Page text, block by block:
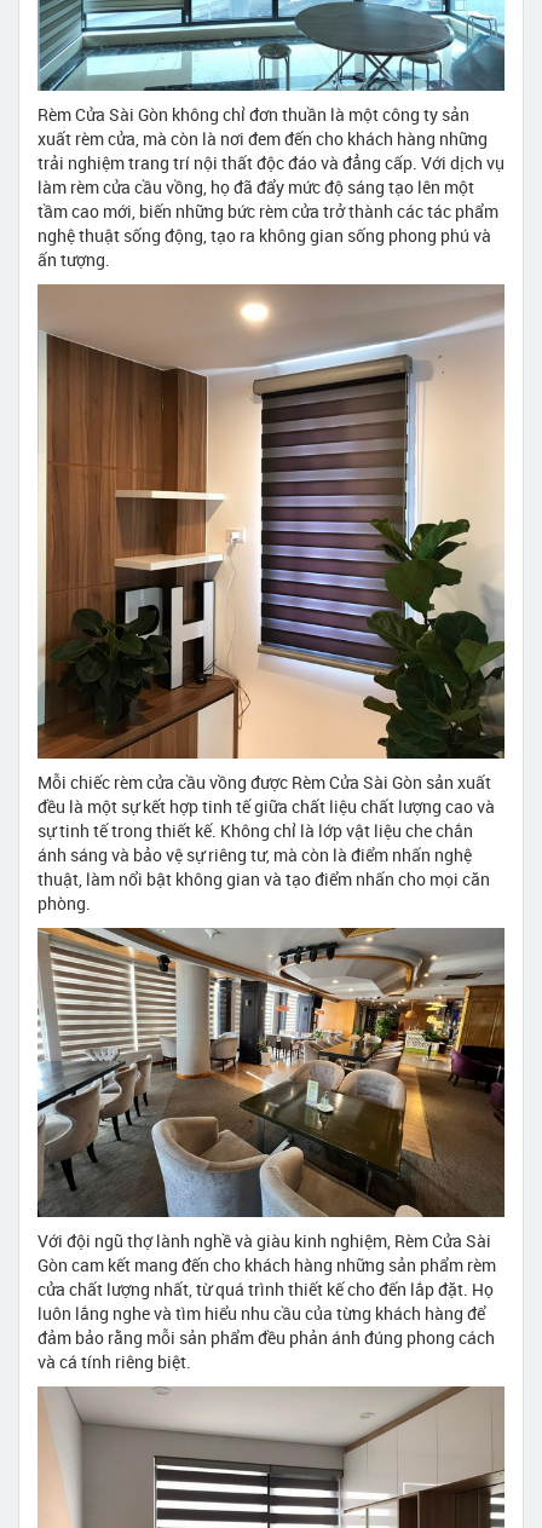
Rèm Cửa Sài Gòn không chỉ đơn thuần là một công ty sản
xuất rèm cửa, mà còn là nơi đem đến cho khách hàng những
trải nghiệm trang trí nội thất độc đáo và đẳng cấp. Với dịch vụ
làm rèm cửa cầu vồng, họ đã đẩy mức độ sáng tạo lên một
tầm cao mới, biến những bức rèm cửa trở thành các tác phẩm
nghệ thuật sống động, tạo ra không gian sống phong phú và
ấn tượng.
Mỗi chiếc rèm cửa cầu vồng được Rèm Cửa Sài Gòn sản xuất
đều là một sự kết hợp tinh tế giữa chất liệu chất lượng cao và
sự tinh tế trong thiết kế. Không chỉ là lớp vật liệu che chắn
ánh sáng và bảo vệ sự riêng tư, mà còn là điểm nhấn nghệ
thuật, làm nổi bật không gian và tạo điểm nhấn cho mọi căn
phòng.
Với đội ngũ thợ lành nghề và giàu kinh nghiệm, Rèm Cửa Sài
Gòn cam kết mang đến cho khách hàng những sản phẩm rèm
cửa chất lượng nhất, từ quá trình thiết kế cho đến lắp đặt. Họ
luôn lắng nghe và tìm hiểu nhu cầu của từng khách hàng để
đảm bảo rằng mỗi sản phẩm đều phản ánh đúng phong cách
và cá tính riêng biệt.